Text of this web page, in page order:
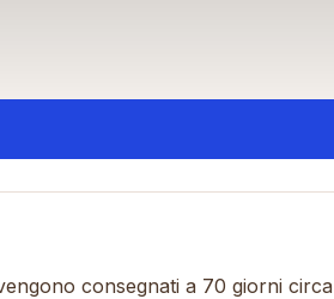
consegnati a 70 giorni circa